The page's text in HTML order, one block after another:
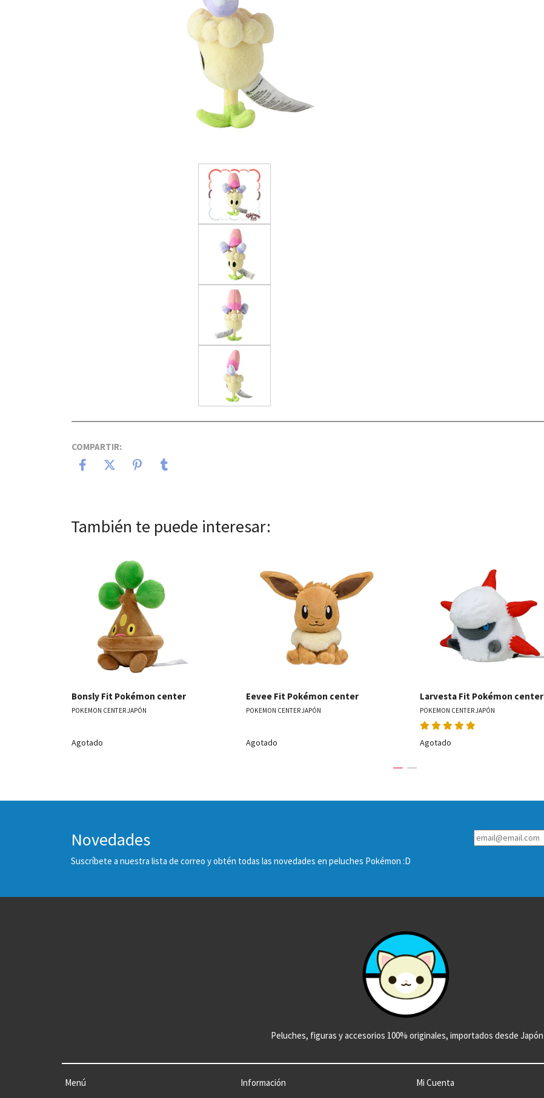
COMPARTIR:
También te puede interesar:
Bonsly Fit Pokémon center
POKEMON CENTER JAPÓN
Agotado
Ver detalles
Eevee Fit Pokémon center
POKEMON CENTER JAPÓN
Agotado
Larvesta Fit Pokémon center
POKEMON CENTER JAPÓN
Agotado
Novedades
Suscríbete a nuestra lista de correo y obtén todas las novedades en peluches Pokémon :D
Peluches, figuras y accesorios 100% originales, importados desde Japón
Menú Información Mi Cuenta